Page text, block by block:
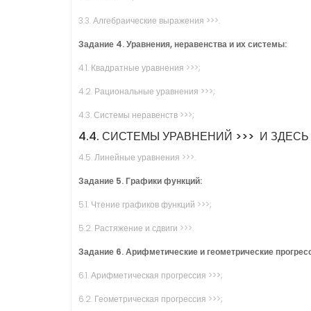
3.3. Алгебраические выражения >>>.
Задание 4. Уравнения, неравенства и их системы:
4.1. Квадратные уравнения >>>;
4.2. Рациональные уравнения >>>;
4.3. Системы неравенств >>>;
4.4. СИСТЕМЫ УРАВНЕНИЙ >>> И ЗДЕСЬ
4.5. Линейные уравнения >>>.
Задание 5. Графики функций:
5.1. Чтение графиков функций >>>;
5.2. Растяжение и сдвиги >>>.
Задание 6. Арифметические и геометрические
6.1. Арифметическая прогрессия >>>;
6.2. Геометрическая прогрессия >>>;